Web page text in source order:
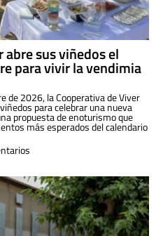
abre sus viñedos el
para vivir la vendimia
de 2026, la Cooperativa de Viver
para celebrar una nueva
propuesta de enoturismo que
más esperados del calendario